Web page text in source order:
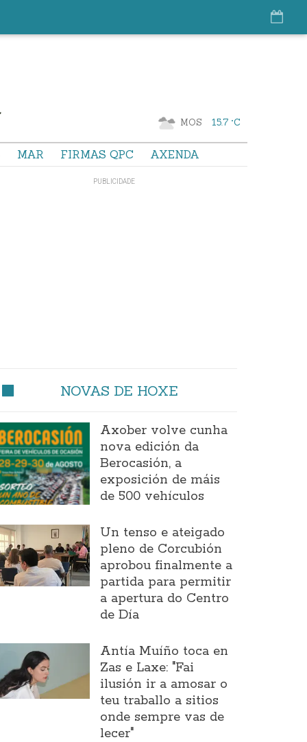
MOS 15.7 °C
MAR FIRMAS QPC AXENDA
NOVAS DE HOXE
Axober volve cunha
nova edición da
Berocasión, a
exposición de máis
de 500 vehículos
Un tenso e ateigado
pleno de Corcubión
aprobou finalmente a
partida para permitir
a apertura do Centro
de Día
Antía Muíño toca en
Zas e Laxe: "Fai
ilusión ir a amosar o
teu traballo a sitios
onde sempre vas de
lecer"